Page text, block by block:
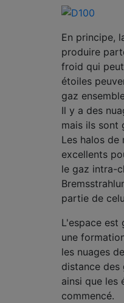
En principe,
produire
froid qui
étoiles
gaz
Il y a des
mais ils sont
Les halos de
excellents
le gaz intra-
partie de
L'espace est
une
les nuages
distance des
ainsi que les
commencé.